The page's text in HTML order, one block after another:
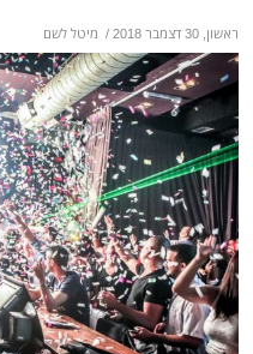
ראשון, 30 דצמבר 2018 / מיטל לשם